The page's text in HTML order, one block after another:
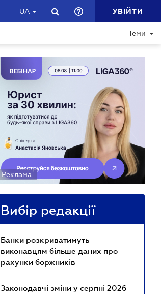
UA УВІЙТИ
Теми
Реклама
Вибір редакції
Банки розкриватимуть
виконавцям більше даних про
рахунки боржників
Законодавчі зміни у серпні 2026